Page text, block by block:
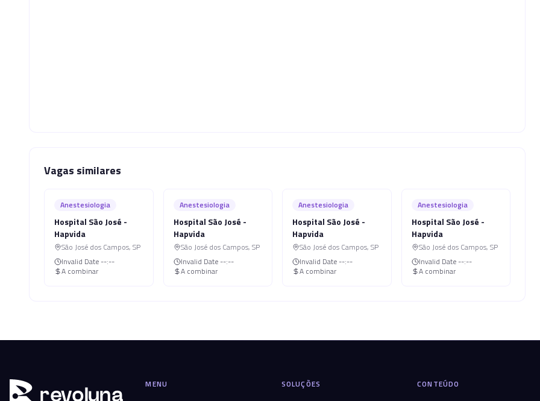
Vagas similares
Anestesiologia
Hospital São José -
Hapvida
São José dos Campos, SP
Invalid Date --:--
A combinar
Anestesiologia
Hospital São José -
Hapvida
São José dos Campos, SP
Invalid Date --:--
A combinar
Anestesiologia
Hospital São José -
Hapvida
São José dos Campos, SP
Invalid Date --:--
A combinar
Anestesiologia
Hospital São José -
Hapvida
São José dos Campos, SP
Invalid Date --:--
A combinar
MENU SOLUÇÕES CONTEÚDO